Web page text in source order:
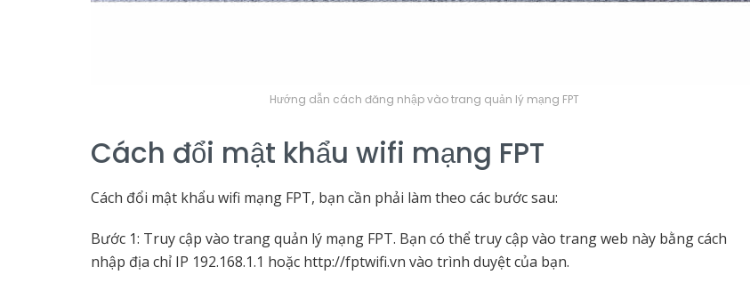
Hướng dẫn cách đăng nhập vào trang quản lý mạng FPT
Cách đổi mật khẩu wifi mạng FPT
Cách đổi mật khẩu wifi mạng FPT, bạn cần phải làm theo các bước sau:
Bước 1: Truy cập vào trang quản lý mạng FPT. Bạn có thể truy cập vào trang web này bằng cách
nhập địa chỉ IP 192.168.1.1 hoặc http://fptwifi.vn vào trình duyệt của bạn.